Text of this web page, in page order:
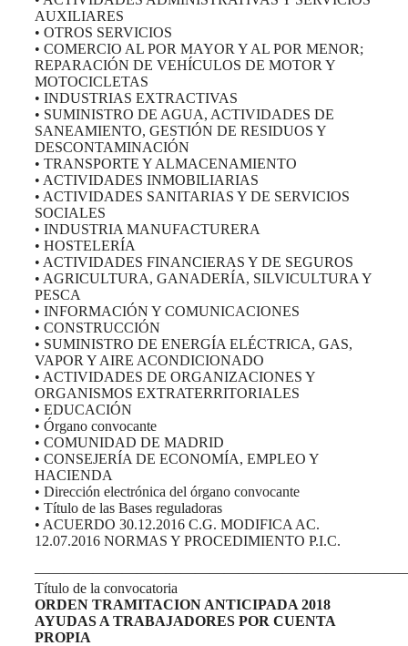
AUXILIARES
• OTROS SERVICIOS
• COMERCIO AL POR MAYOR Y AL POR MENOR;
REPARACIÓN DE VEHÍCULOS DE MOTOR Y
MOTOCICLETAS
• INDUSTRIAS EXTRACTIVAS
• SUMINISTRO DE AGUA, ACTIVIDADES DE
SANEAMIENTO, GESTIÓN DE RESIDUOS Y
DESCONTAMINACIÓN
• TRANSPORTE Y ALMACENAMIENTO
• ACTIVIDADES INMOBILIARIAS
• ACTIVIDADES SANITARIAS Y DE SERVICIOS
SOCIALES
• INDUSTRIA MANUFACTURERA
• HOSTELERÍA
• ACTIVIDADES FINANCIERAS Y DE SEGUROS
• AGRICULTURA, GANADERÍA, SILVICULTURA Y
PESCA
• INFORMACIÓN Y COMUNICACIONES
• CONSTRUCCIÓN
• SUMINISTRO DE ENERGÍA ELÉCTRICA, GAS,
VAPOR Y AIRE ACONDICIONADO
• ACTIVIDADES DE ORGANIZACIONES Y
ORGANISMOS EXTRATERRITORIALES
• EDUCACIÓN
• Órgano convocante
• COMUNIDAD DE MADRID
• CONSEJERÍA DE ECONOMÍA, EMPLEO Y
HACIENDA
• Dirección electrónica del órgano convocante
• Título de las Bases reguladoras
• ACUERDO 30.12.2016 C.G. MODIFICA AC.
12.07.2016 NORMAS Y PROCEDIMIENTO P.I.C.
Título de la convocatoria
ORDEN TRAMITACION ANTICIPADA 2018
AYUDAS A TRABAJADORES POR CUENTA
PROPIA